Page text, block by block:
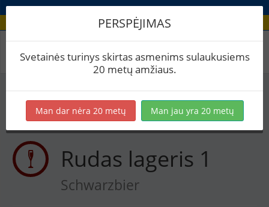
Receptas / Rudas lageris 1
Virimai
BeerXML
Rudas lageris 1
Schwarzbier
PERSPĖJIMAS
Svetainės turinys skirtas asmenims sulaukusiems
20 metų amžiaus.
Man dar nėra 20 metų Man jau yra 20 metų